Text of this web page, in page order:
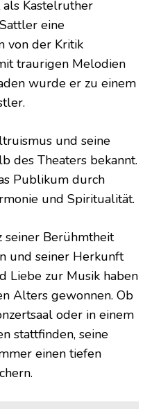
Kastelruther
eine
von der Kritik
traurigen Melodien
wurde er zu einem
und seine
des Theaters bekannt.
Publikum durch
und Spiritualität.
Berühmtheit
und seiner Herkunft
Liebe zur Musik haben
Alters gewonnen. Ob
oder in einem
stattfinden, seine
einen tiefen